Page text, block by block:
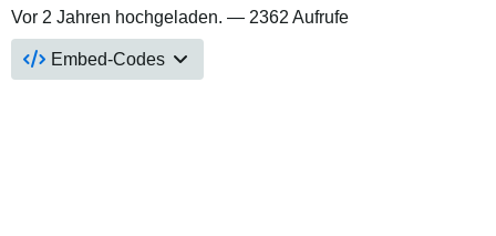
Vor 2 Jahren hochgeladen. — 2362 Aufrufe
Embed-Codes